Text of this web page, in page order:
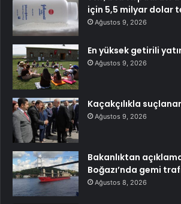
için 5,5 milyar dolar
Ağustos 9, 2026
En yüksek getirili
Ağustos 9, 2026
Kaçakçılıkla
Ağustos 9, 2026
Bakanlıktan
Boğazı’nda gemi
Ağustos 8, 2026